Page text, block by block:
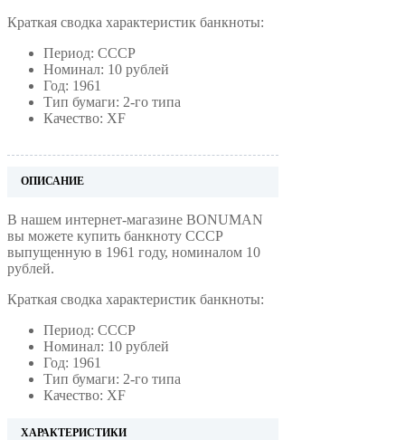
Краткая сводка характеристик банкноты:
Период: СССР
Номинал: 10 рублей
Год: 1961
Тип бумаги: 2-го типа
Качество: XF
ОПИСАНИЕ
В нашем интернет-магазине BONUMAN
вы можете купить банкноту СССР
выпущенную в 1961 году, номиналом 10
рублей.
Краткая сводка характеристик банкноты:
Период: СССР
Номинал: 10 рублей
Год: 1961
Тип бумаги: 2-го типа
Качество: XF
ХАРАКТЕРИСТИКИ